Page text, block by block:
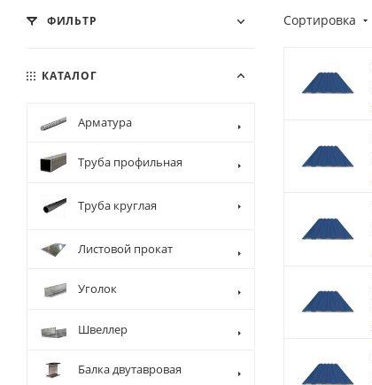
Сортировка
ФИЛЬТР
КАТАЛОГ
Арматура
Труба профильная
Труба круглая
Листовой прокат
Уголок
Швеллер
Балка двутавровая